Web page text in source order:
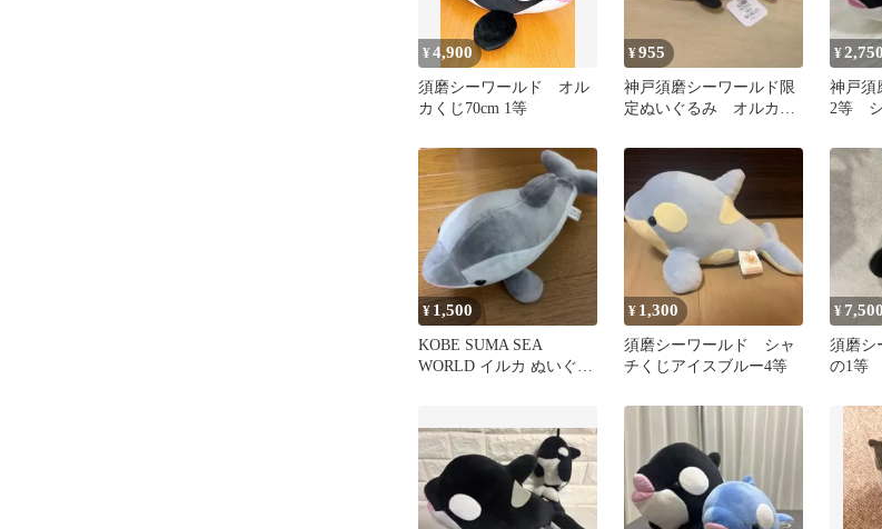
¥4,900
須磨シーワールド オル
カくじ70cm 1等
¥955
神戸須磨シーワールド限
定ぬいぐるみ オルカ
¥2,750
神戸須
2等 シ
¥ 1,500
KOBE SUMA SEA
WORLD イルカ ぬいぐる
¥ 1,300
須磨シーワールド シャ
チくじアイスブルー4等
¥ 7,500
須磨シ
の1等